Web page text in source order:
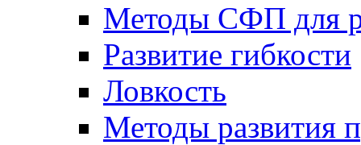
Методы СФП для
Развитие гибкости
Ловкость
Методы развития